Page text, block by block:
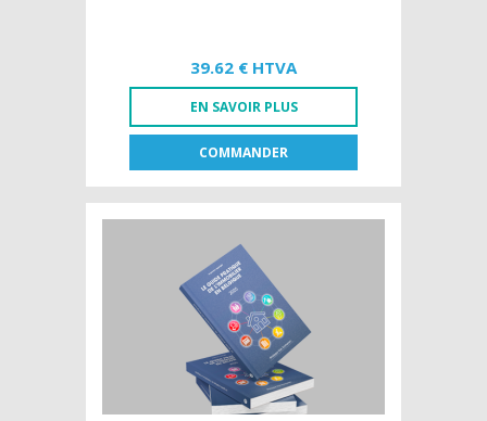
39.62 € HTVA
EN SAVOIR PLUS
COMMANDER
NL